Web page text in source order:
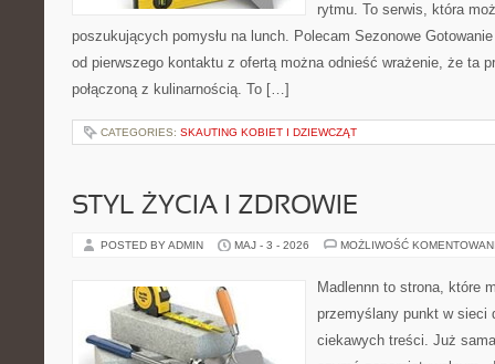
rytmu. To serwis, która
poszukujących pomysłu na lunch. Polecam Sezonowe
od pierwszego kontaktu z ofertą można odnieść wrażenie, że ta
połączoną z kulinarnością. To […]
CATEGORIES: SKAUTING KOBIET I DZIEWCZĄT
STYL ŻYCIA I ZDROWIE
POSTED BY ADMIN MAJ - 3 - 2026 MOŻLIWOŚĆ
Madlennn to strona, które
przemyślany punkt w sieci
ciekawych treści. Już